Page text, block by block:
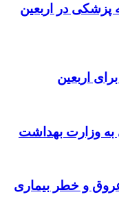
پزشکی در اربعین
اربعین
و خطر بیماری